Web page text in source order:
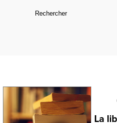
La